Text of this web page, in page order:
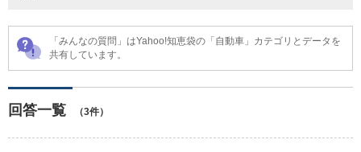
「みんなの質問」はYahoo!知恵袋の「自動車」カテゴリとデータを
共有しています。
回答一覧 （3件）